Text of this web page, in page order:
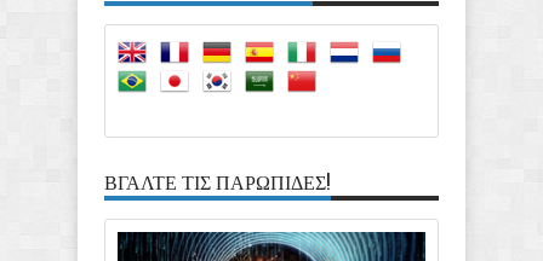
Reviewed By:Ioannis Davros
ΒΓΑΛΤΕ ΤΙΣ ΠΑΡΩΠΙΔΕΣ!